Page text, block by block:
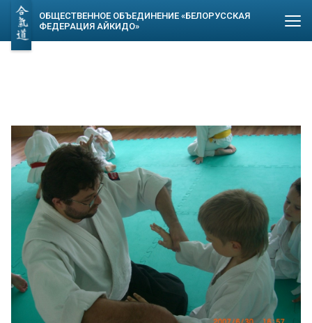
ОБЩЕСТВЕННОЕ ОБЪЕДИНЕНИЕ «БЕЛОРУССКАЯ
ФЕДЕРАЦИЯ АЙКИДО»